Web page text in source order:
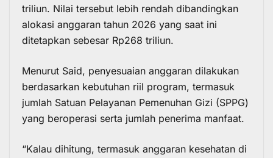
triliun. Nilai tersebut lebih rendah dibandingkan
alokasi anggaran tahun 2026 yang saat ini
ditetapkan sebesar Rp268 triliun.
Menurut Said, penyesuaian anggaran dilakukan
berdasarkan kebutuhan riil program, termasuk
jumlah Satuan Pelayanan Pemenuhan Gizi (SPPG)
yang beroperasi serta jumlah penerima manfaat.
“Kalau dihitung, termasuk anggaran kesehatan di